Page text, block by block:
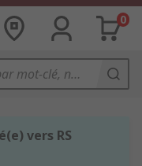
0
vers RS